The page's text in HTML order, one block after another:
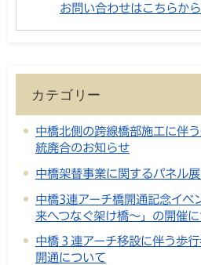
お問い合わせはこちらから
カテゴリー
中橋北側の跨線橋部施工に伴
統廃合のお知らせ
中橋架替事業に関するパネル
中橋3連アーチ橋開通記念イベ
来へつなぐ架け橋～」の開催
中橋３連アーチ移設に伴う歩
開通について